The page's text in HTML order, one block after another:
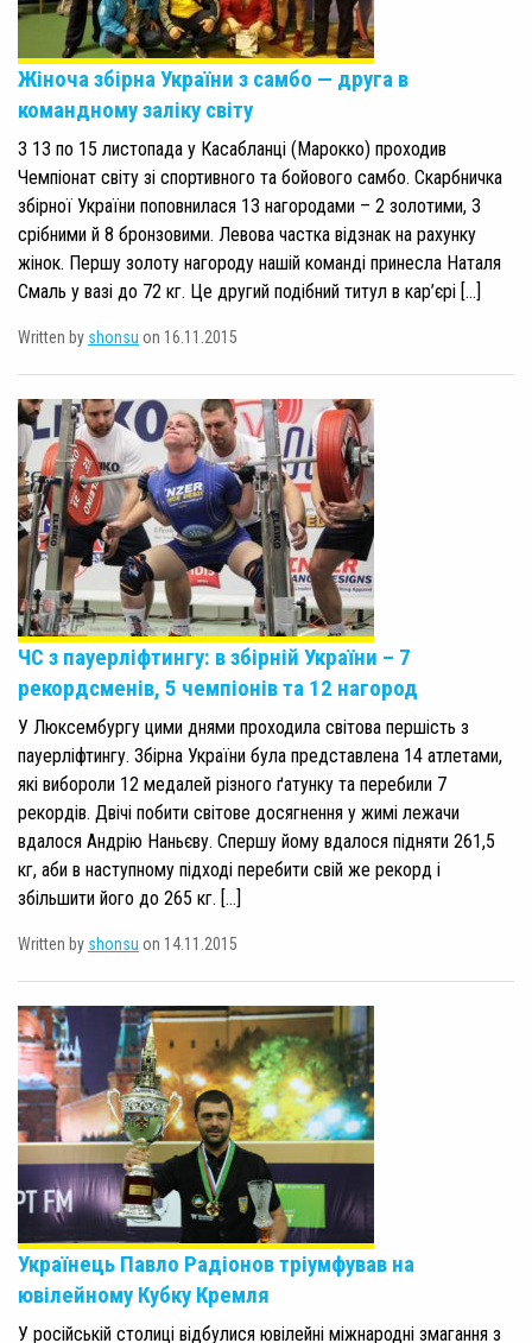
Жіноча збірна України з самбо — друга в
командному заліку світу
З 13 по 15 листопада у Касабланці (Марокко) проходив
Чемпіонат світу зі спортивного та бойового самбо. Скарбничка
збірної України поповнилася 13 нагородами – 2 золотими, 3
срібними й 8 бронзовими. Левова частка відзнак на рахунку
жінок. Першу золоту нагороду нашій команді принесла Наталя
Смаль у вазі до 72 кг. Це другий подібний титул в кар’єрі […]
Written by shonsu on 16.11.2015
ЧС з пауерліфтингу: в збірній України – 7
рекордсменів, 5 чемпіонів та 12 нагород
У Люксембургу цими днями проходила світова першість з
пауерліфтингу. Збірна України була представлена 14 атлетами,
які вибороли 12 медалей різного ґатунку та перебили 7
рекордів. Двічі побити світове досягнення у жимі лежачи
вдалося Андрію Наньєву. Спершу йому вдалося підняти 261,5
кг, аби в наступному підході перебити свій же рекорд і
збільшити його до 265 кг. […]
Written by shonsu on 14.11.2015
Українець Павло Радіонов тріумфував на
ювілейному Кубку Кремля
У російській столиці відбулися ювілейні міжнародні змагання з